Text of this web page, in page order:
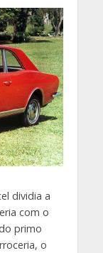
dividia a
com o
primo
o